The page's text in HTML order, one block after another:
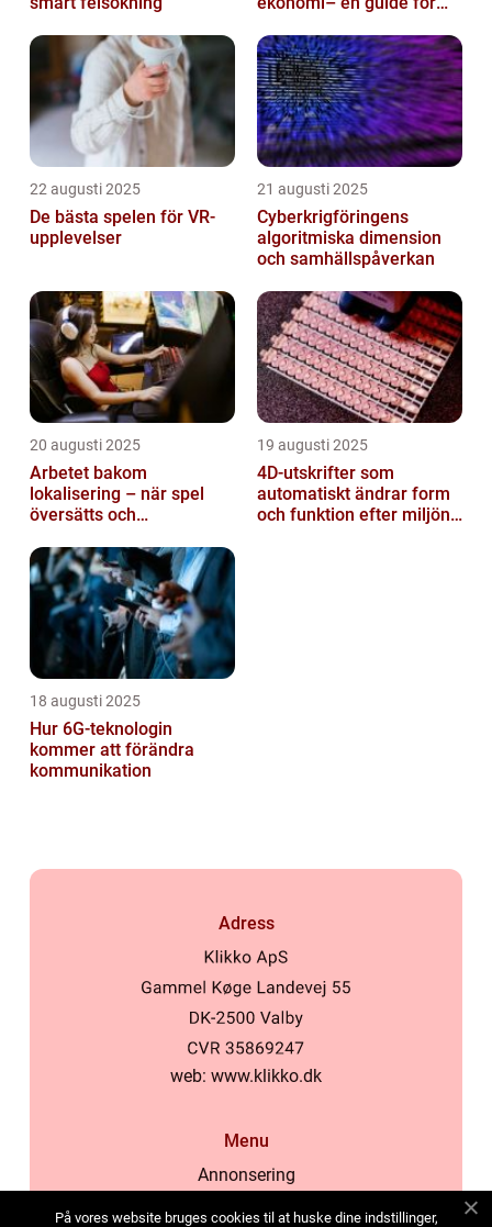
22 augusti 2025
De bästa spelen för VR-
upplevelser
21 augusti 2025
Cyberkrigföringens
algoritmiska dimension
och samhällspåverkan
20 augusti 2025
Arbetet bakom
lokalisering – när spel
översätts och
19 augusti 2025
4D-utskrifter som
automatiskt ändrar form
och funktion efter miljöns
18 augusti 2025
Hur 6G-teknologin
kommer att förändra
kommunikation
Adress
web: www.klikko.dk
Menu
Annonsering
På vores website bruges cookies til at huske dine indstillinger,